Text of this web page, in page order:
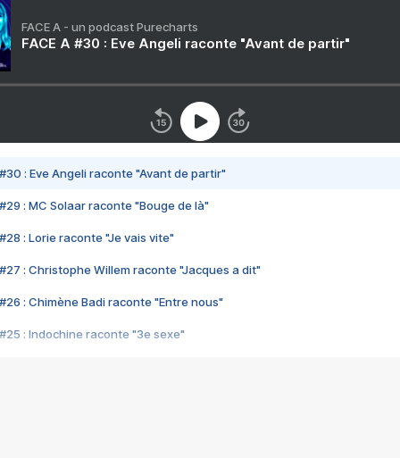
FACE A - un podcast Purecharts
FACE A #30 : Eve Angeli raconte "Avant de partir"
#30 : Eve Angeli raconte "Avant de partir"
#29 : MC Solaar raconte "Bouge de là"
#28 : Lorie raconte "Je vais vite"
#27 : Christophe Willem raconte "Jacques a dit"
#26 : Chimène Badi raconte "Entre nous"
#25 : Indochine raconte "3e sexe"